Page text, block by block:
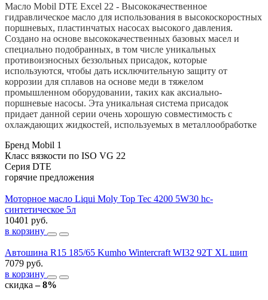
Масло Mobil DTE Excel 22 - Высококачественное
гидравлическое масло для использования в высокоскоростных
поршневых, пластинчатых насосах высокого давления.
Создано на основе высококачественных базовых масел и
специально подобранных, в том числе уникальных
противоизносных беззольных присадок, которые
используются, чтобы дать исключительную защиту от
коррозии для сплавов на основе меди в тяжелом
промышленном оборудовании, таких как аксиально-
поршневые насосы. Эта уникальная система присадок
придает данной серии очень хорошую совместимость с
охлаждающих жидкостей, используемых в металлообработке
Бренд Mobil 1
Класс вязкости по ISO VG 22
Серия DTE
горячие предложения
Моторное масло Liqui Moly Top Tec 4200 5W30 hc-
синтетическое 5л
10401 руб.
в корзину
Автошина R15 185/65 Kumho Wintercraft WI32 92T XL шип
7079 руб.
в корзину
скидка– 8%